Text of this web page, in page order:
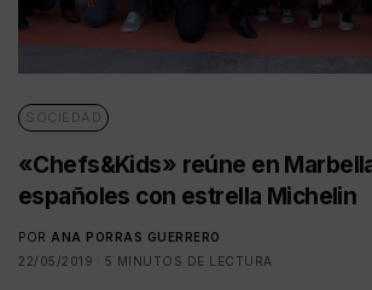
SOCIEDAD
«Chefs&Kids» reúne en
españoles con estrella Michelin
POR ANA PORRAS GUERRERO
22/05/2019
5 MINUTOS DE LECTURA